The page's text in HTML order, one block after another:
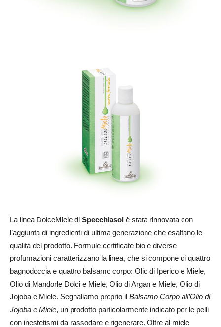
La linea DolceMiele di Specchiasol è stata rinnovata con
l’aggiunta di ingredienti di ultima generazione che esaltano le
qualità del prodotto. Formule certificate bio e diverse
profumazioni caratterizzano la linea, che si compone di quattro
bagnodoccia e quattro balsamo corpo: Olio di Iperico e Miele,
Olio di Mandorle Dolci e Miele, Olio di Argan e Miele, Olio di
Jojoba e Miele. Segnaliamo proprio il Balsamo Corpo all’Olio di
Jojoba e Miele, un prodotto particolarmente indicato per le pelli
con inestetismi da rassodare e rigenerare. Oltre al miele